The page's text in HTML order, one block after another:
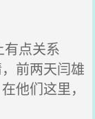
点关系
前两天闫雄
他们这里，